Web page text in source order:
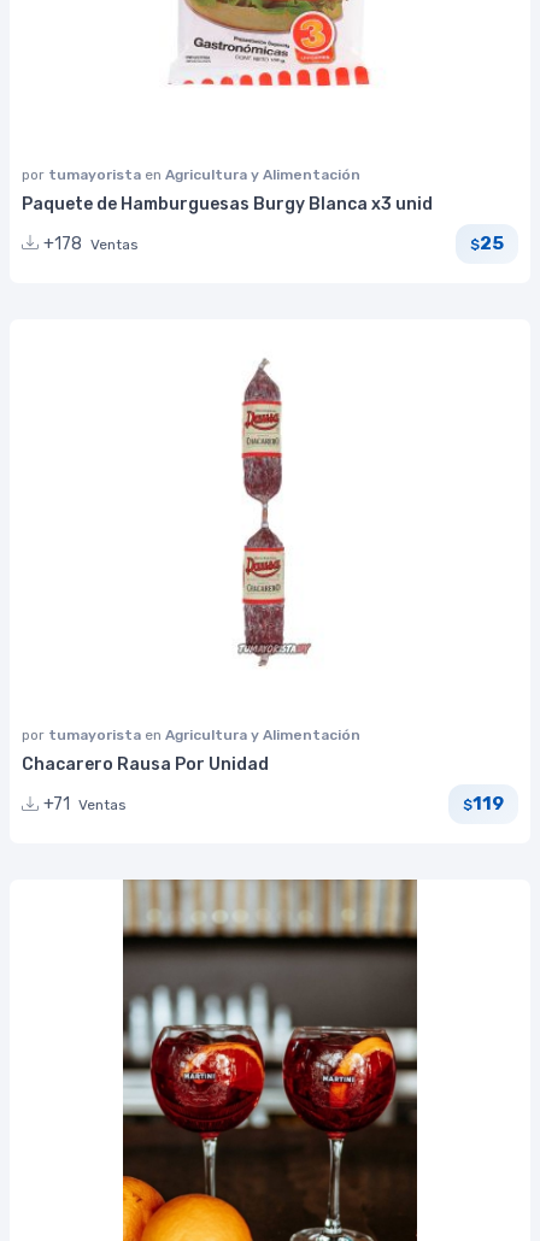
por tumayorista en Agricultura y Alimentación
Paquete de Hamburguesas Burgy Blanca x3 unid
+178 Ventas $25
por tumayorista en Agricultura y Alimentación
Chacarero Rausa Por Unidad
+71
Ventas $119